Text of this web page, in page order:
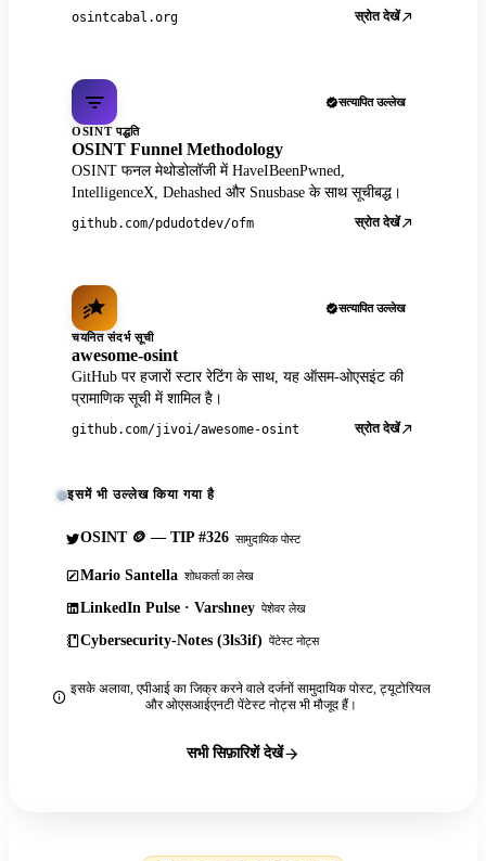
osintcabal.org स्रोत देखें
सत्यापित उल्लेख
OSINT पद्धति
OSINT Funnel Methodology
OSINT फनल मेथोडोलॉजी में HaveIBeenPwned,
IntelligenceX, Dehashed और Snusbase के साथ सूचीबद्ध।
github.com/pdudotdev/ofm स्रोत देखें
सत्यापित उल्लेख
चयनित संदर्भ सूची
awesome-osint
GitHub पर हजारों स्टार रेटिंग के साथ, यह ऑसम-ओएसइंट की
प्रामाणिक सूची में शामिल है।
github.com/jivoi/awesome-osint स्रोत देखें
इसमें भी उल्लेख किया गया है
OSINT 🪙 — TIP #326 सामुदायिक पोस्ट
Mario Santella शोधकर्ता का लेख
LinkedIn Pulse · Varshney पेशेवर लेख
Cybersecurity-Notes (3ls3if) पेंटेस्ट नोट्स
इसके अलावा, एपीआई का जिक्र करने वाले दर्जनों सामुदायिक पोस्ट, ट्यूटोरियल
और ओएसआईएनटी पेंटेस्ट नोट्स भी मौजूद हैं।
सभी सिफ़ारिशें देखें